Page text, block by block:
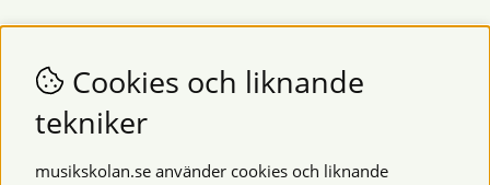
Nyhetsbrev
Vill du få nyheter och erbjudanden från oss? Fyll då i din e-
postadress i fältet nedan.
Cookies och liknande
tekniker
musikskolan.se använder cookies och liknande